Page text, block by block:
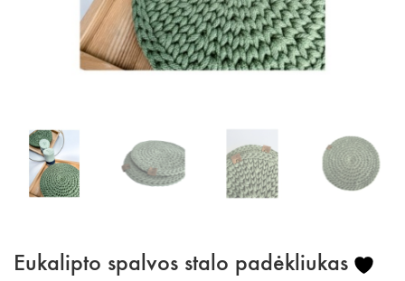
Eukalipto spalvos stalo padėkliukas